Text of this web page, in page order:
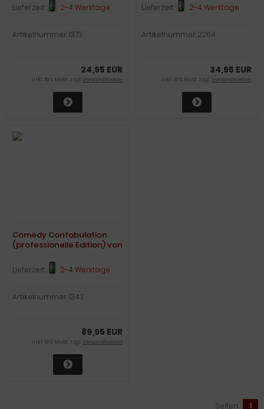
Lieferzeit: 2-4 Werktage
Artikelnummer: 1373
24,95 EUR
inkl. 19 % MwSt. zzgl.Versandkosten
Lieferzeit: 2-4 Werktage
Artikelnummer: 2264
34,95 EUR
inkl. 19 % MwSt. zzgl.Versandkosten
Comedy Confabulation
(professionelle Edition) von
Lieferzeit: 2-4 Werktage
Artikelnummer: 1343
89,95 EUR
inkl. 19 % MwSt. zzgl.Versandkosten
Seiten: 1